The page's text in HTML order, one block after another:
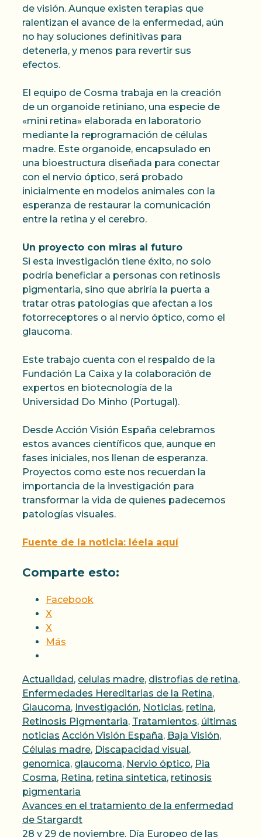
de visión. Aunque existen terapias que
ralentizan el avance de la enfermedad, aún
no hay soluciones definitivas para
detenerla, y menos para revertir sus
efectos.
El equipo de Cosma trabaja en la creación
de un organoide retiniano, una especie de
«mini retina» elaborada en laboratorio
mediante la reprogramación de células
madre. Este organoide, encapsulado en
una bioestructura diseñada para conectar
con el nervio óptico, será probado
inicialmente en modelos animales con la
esperanza de restaurar la comunicación
entre la retina y el cerebro.
Un proyecto con miras al futuro
Si esta investigación tiene éxito, no solo
podría beneficiar a personas con retinosis
pigmentaria, sino que abriría la puerta a
tratar otras patologías que afectan a los
fotorreceptores o al nervio óptico, como el
glaucoma.
Este trabajo cuenta con el respaldo de la
Fundación La Caixa y la colaboración de
expertos en biotecnología de la
Universidad Do Minho (Portugal).
Desde Acción Visión España celebramos
estos avances científicos que, aunque en
fases iniciales, nos llenan de esperanza.
Proyectos como este nos recuerdan la
importancia de la investigación para
transformar la vida de quienes padecemos
patologías visuales.
Fuente de la noticia: léela aquí
Comparte esto:
Facebook
X
X
Más
Categorías
Actualidad, celulas madre, distrofias de retina,
Enfermedades Hereditarias de la Retina,
Glaucoma, Investigación, Noticias, retina,
Retinosis Pigmentaria, Tratamientos, últimas
noticias Etiquetas
Acción Visión España, Baja Visión,
Células madre, Discapacidad visual,
genomica, glaucoma, Nervio óptico, Pia
Cosma, Retina, retina sintetica, retinosis
pigmentaria
Avances en el tratamiento de la enfermedad
de Stargardt
28 y 29 de noviembre, Día Europeo de las